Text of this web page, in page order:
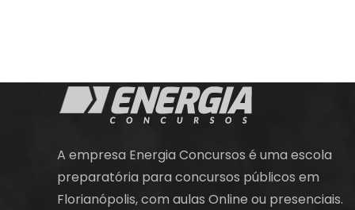
A empresa Energia Concursos é uma escola
preparatória para concursos públicos em
Florianópolis, com aulas Online ou presenciais.